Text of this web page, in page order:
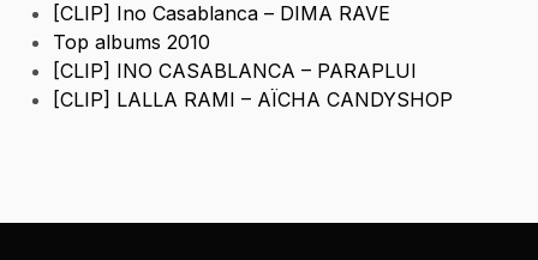
[CLIP] Ino Casablanca – DIMA RAVE
Top albums 2010
[CLIP] INO CASABLANCA – PARAPLUI
[CLIP] LALLA RAMI – AÏCHA CANDYSHOP